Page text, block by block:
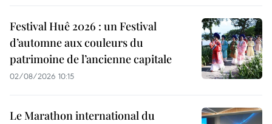
Festival Huê 2026 : un Festival
d’automne aux couleurs du
patrimoine de l’ancienne capitale
02/08/2026 10:15
Le Marathon international du